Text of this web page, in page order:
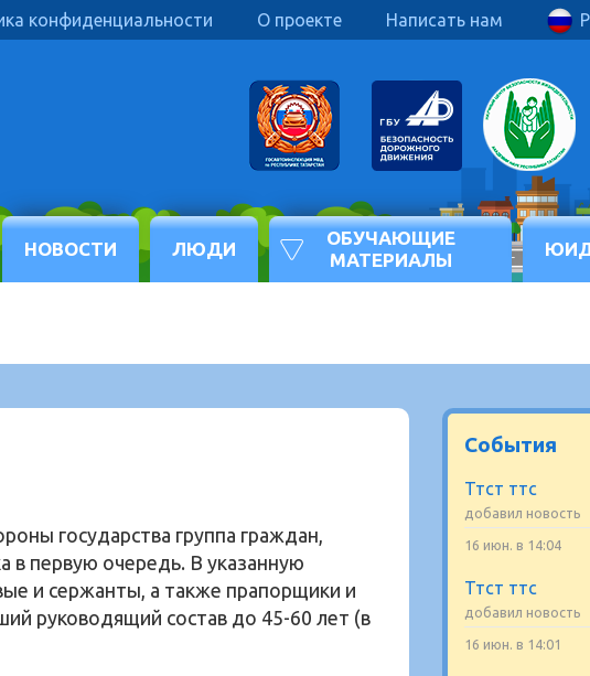
конфиденциальности О проекте Написать нам
НОВОСТИ ЛЮДИ
ОБУЧАЮЩИЕ
МАТЕРИАЛЫ
государства группа граждан,
в первую очередь. В указанную
и сержанты, а также прапорщики и
руководящий состав до 45-60 лет (в
События
Ттст ттс
добавил новость
16 июн. в 14:04
Ттст ттс
добавил новость
16 июн. в 14:01